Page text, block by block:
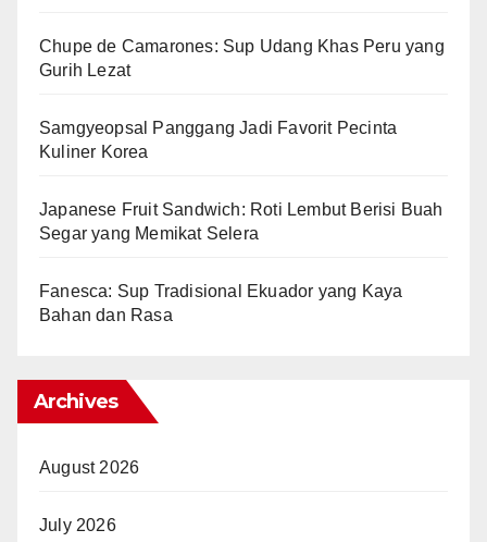
Chupe de Camarones: Sup Udang Khas Peru yang
Gurih Lezat
Samgyeopsal Panggang Jadi Favorit Pecinta
Kuliner Korea
Japanese Fruit Sandwich: Roti Lembut Berisi Buah
Segar yang Memikat Selera
Fanesca: Sup Tradisional Ekuador yang Kaya
Bahan dan Rasa
Archives
August 2026
July 2026